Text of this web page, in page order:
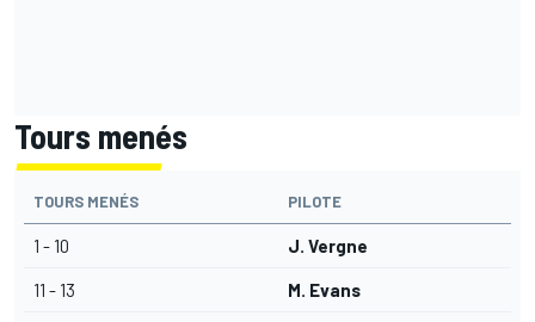
Tours menés
TOURS MENÉS PILOTE
1 - 10 J. Vergne
11 - 13 M. Evans